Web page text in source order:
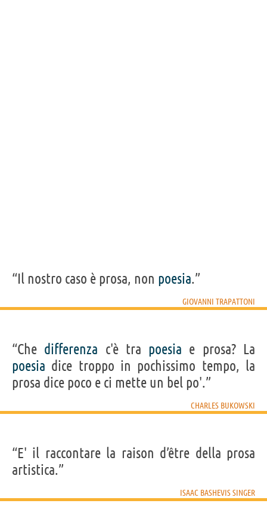
“Il nostro caso è prosa, non poesia.”
GIOVANNI TRAPATTONI
“Che differenza c'è tra poesia e prosa? La
poesia dice troppo in pochissimo tempo, la
prosa dice poco e ci mette un bel po'.”
CHARLES BUKOWSKI
“E' il raccontare la raison d’être della prosa
artistica.”
ISAAC BASHEVIS SINGER